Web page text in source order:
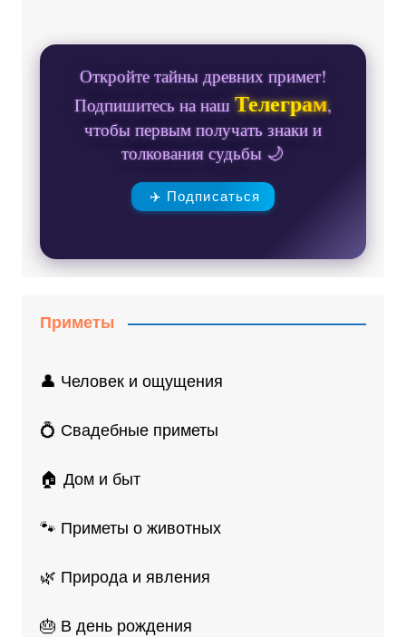
Откройте тайны древних примет!
Подпишитесь на нашТелеграм,
чтобы первым получать знаки и
толкования судьбы 🌙
✈️ Подписаться
Приметы
👤 Человек и ощущения
💍 Свадебные приметы
🏠 Дом и быт
🐾 Приметы о животных
🌿 Природа и явления
🎂 В день рождения